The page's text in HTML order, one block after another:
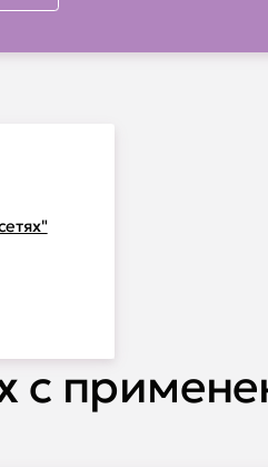
с